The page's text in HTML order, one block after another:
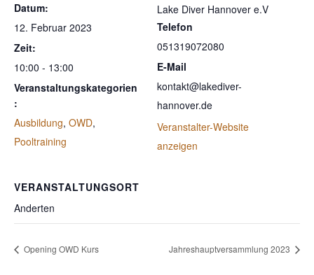
Datum:
12. Februar 2023
Zeit:
10:00 - 13:00
Veranstaltungskategorien
:
Ausbildung, OWD,
Pooltraining
Lake Diver Hannover e.V
Telefon
051319072080
E-Mail
kontakt@lakediver-
hannover.de
Veranstalter-Website
anzeigen
VERANSTALTUNGSORT
Anderten
Opening OWD Kurs Jahreshauptversammlung 2023